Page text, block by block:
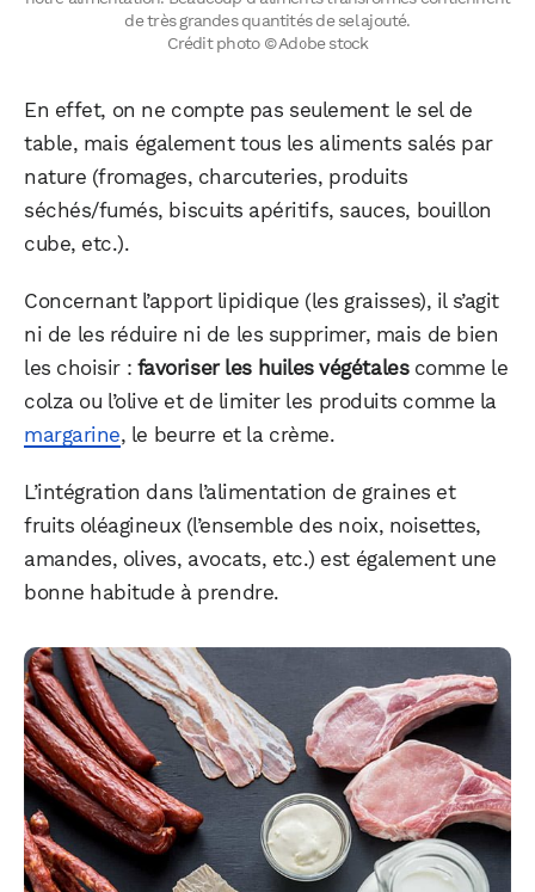
de très grandes quantités de sel ajouté.
Crédit photo © Adobe stock
En effet, on ne compte pas seulement le sel de
table, mais également tous les aliments salés par
nature (fromages, charcuteries, produits
séchés/fumés, biscuits apéritifs, sauces, bouillon
cube, etc.).
Concernant l’apport lipidique (les graisses), il s’agit
ni de les réduire ni de les supprimer, mais de bien
les choisir : favoriser les huiles végétalescomme le
colza ou l’olive et de limiter les produits comme la
margarine, le beurre et la crème.
L’intégration dans l’alimentation de graines et
fruits oléagineux (l’ensemble des noix, noisettes,
amandes, olives, avocats, etc.) est également une
bonne habitude à prendre.
Facebook X LinkedIn